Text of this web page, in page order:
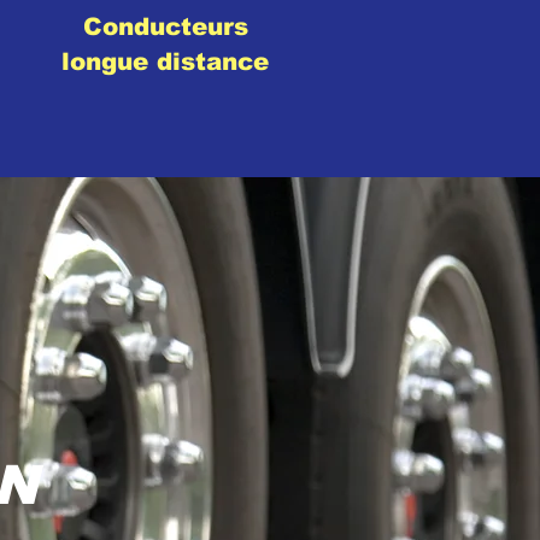
Conducteurs
longue distance